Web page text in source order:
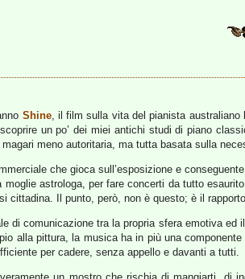
Shine, il film sulla vita del pianista australiano
un po’ dei miei antichi studi di piano
meno autoritaria, ma tutta basata sulla
che gioca sull’esposizione e
astrologa, per fare concerti da tutto
cittadina. Il punto, però, non è questo; è il
di comunicazione tra la propria sfera emotiva
alla pittura, la musica ha in più una
per cadere, senza appello e davanti a tutti.